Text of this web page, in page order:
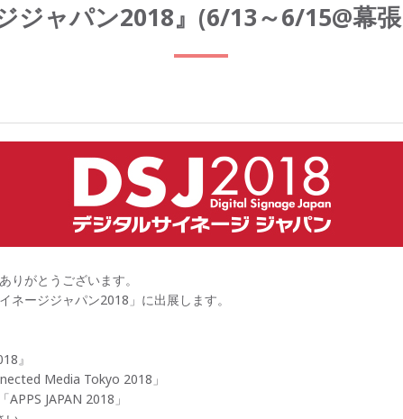
ジャパン2018』(6/13～6/15@幕
りがとうございます。
ネージジャパン2018」に出展します。
』
Media Tokyo 2018」
JAPAN 2018」